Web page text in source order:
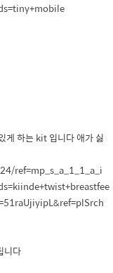
게 하는 kit 입니다 애가 싫
ref=mp_s_a_1_1_a_i
니다